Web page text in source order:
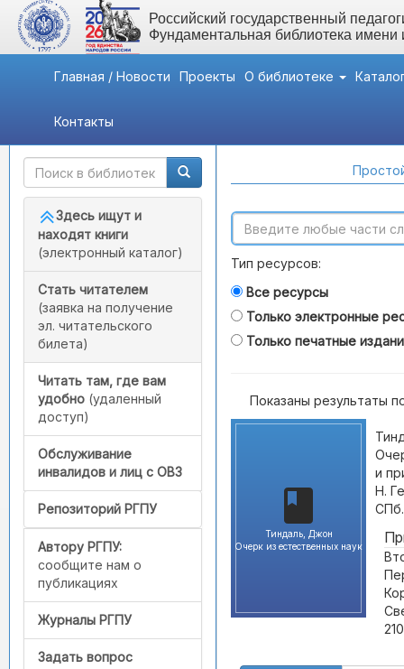
Российский государственный
Фундаментальная библиотека
Главная / Новости Проекты О библиотеке
Контакты
Быстрый доступ
Здесь ищут и
находят книги
(электронный каталог)
Стать читателем
(заявка на получение
эл. читательского
билета)
Читать там, где вам
удобно (удаленный
доступ)
Обслуживание
инвалидов и лиц с ОВЗ
Репозиторий РГПУ
Автору РГПУ:
сообщите нам о
публикациях
Журналы РГПУ
Задать вопрос
Тип ресурсов:
Все ресурсы
Только электронные
Только печатные
Показаны результаты
Тиндаль, Джон
Очерк из естественных наук
и
Н.
СПб.